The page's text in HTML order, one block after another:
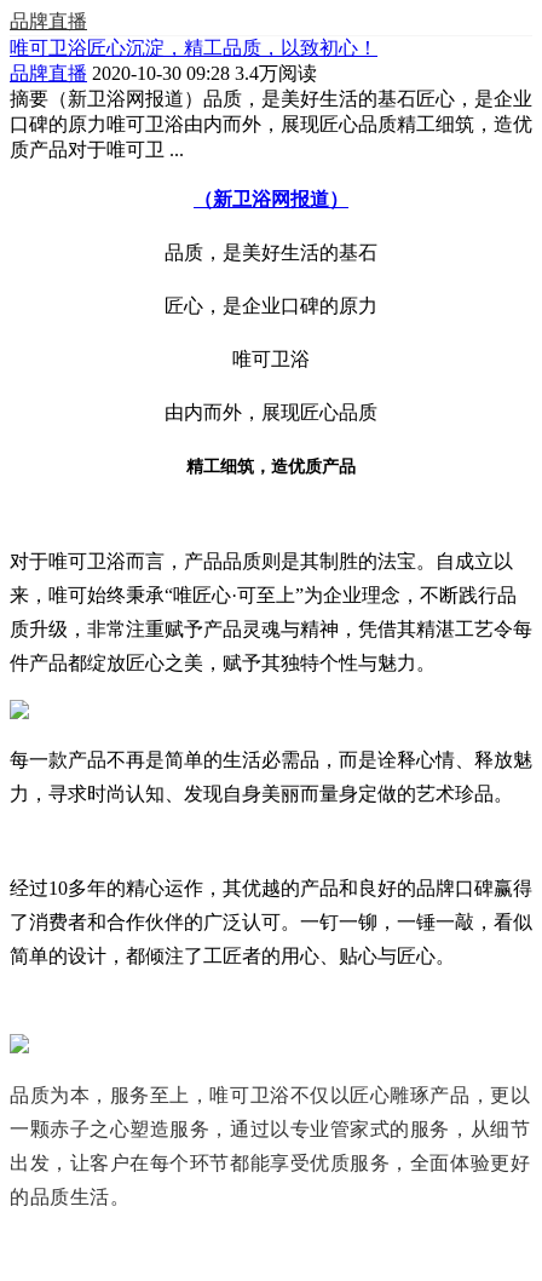
品牌直播
唯可卫浴匠心沉淀，精工品质，以致初心！
品牌直播 2020-10-30 09:28 3.4万阅读
摘要 （新卫浴网报道）品质，是美好生活的基石匠心，是企业
口碑的原力唯可卫浴由内而外，展现匠心品质精工细筑，造优
质产品对于唯可卫 ...
（新卫浴网报道）
品质，是美好生活的基石
匠心，是企业口碑的原力
唯可卫浴
由内而外，展现匠心品质
精工细筑，造优质产品
对于唯可卫浴而言，产品品质则是其制胜的法宝。自成立以
来，唯可始终秉承“唯匠心·可至上”为企业理念，不断践行品
质升级，非常注重赋予产品灵魂与精神，凭借其精湛工艺令每
件产品都绽放匠心之美，赋予其独特个性与魅力。
每一款产品不再是简单的生活必需品，而是诠释心情、释放魅
力，寻求时尚认知、发现自身美丽而量身定做的艺术珍品。
经过10多年的精心运作，其优越的产品和良好的品牌口碑赢得
了消费者和合作伙伴的广泛认可。 一钉一铆， 一锤一敲 ，看似
简单的设计，都倾注了工匠者的用心、贴心与匠心。
品质为本，服务至上，唯可卫浴不仅以匠心雕琢产品，更以
一颗赤子之心塑造服务，通过以专业管家式的服务，从细节
出发，让客户在每个环节都能享受优质服务，全面体验更好
的品质生活。